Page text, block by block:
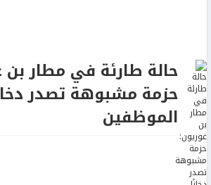
حالة طارئة في مطار بن
حزمة مشبوهة تصدر
الموظفين